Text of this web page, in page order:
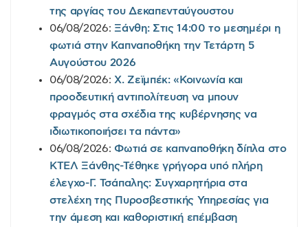
της αργίας του Δεκαπενταύγουστου
06/08/2026: Ξάνθη: Στις 14:00 το μεσημέρι η
φωτιά στην Καπναποθήκη την Τετάρτη 5
Αυγούστου 2026
06/08/2026: Χ. Ζεϊμπέκ: «Κοινωνία και
προοδευτική αντιπολίτευση να μπουν
φραγμός στα σχέδια της κυβέρνησης να
ιδιωτικοποιήσει τα πάντα»
06/08/2026: Φωτιά σε καπναποθήκη δίπλα στο
ΚΤΕΛ Ξάνθης-Τέθηκε γρήγορα υπό πλήρη
έλεγχο-Γ. Τσάπαλης: Συγχαρητήρια στα
στελέχη της Πυροσβεστικής Υπηρεσίας για
την άμεση και καθοριστική επέμβαση